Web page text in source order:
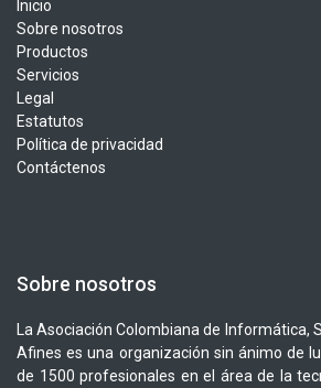
Inicio
Sobre nosotros
Productos
Servicios
Legal
Estatutos
Política de privacidad
Contáctenos
Sobre nosotros
La Asociación Colombiana de Informática,
Afines es una organización sin ánimo de
de 1500 profesionales en el área de la